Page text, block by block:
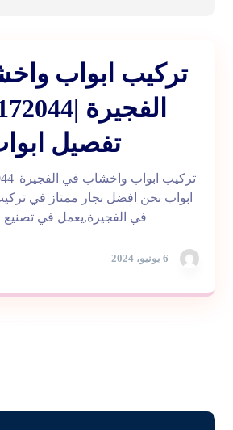
تركيب ابواب
تفصيل
6 يونيو، 2024
ابواب نحن افضل نجار ممتاز في
في الفجيرة,يعمل في تصنيع